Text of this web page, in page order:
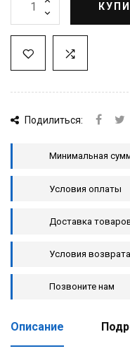
Подилиться:
Минимальная
Условия оплаты
Доставка
Условия
Позвоните нам
Описание